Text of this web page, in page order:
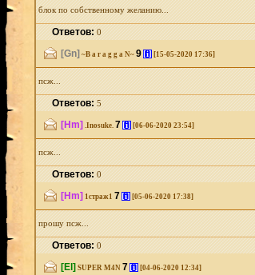
блок по собственному желанию...
Ответов:0
[Gn] ~B a r a g g a N~ 9 [i] [15-05-2020 17:36]
псж...
Ответов:5
[Hm] .Inosuke. 7 [i] [06-06-2020 23:54]
псж...
Ответов:0
[Hm] 1страж1 7 [i] [05-06-2020 17:38]
прошу псж...
Ответов:0
[El] SUPER M4N 7 [i] [04-06-2020 12:34]